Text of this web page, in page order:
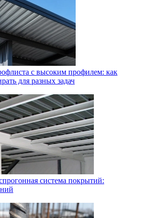
с высоким профилем: как
для разных задач
система покрытий: